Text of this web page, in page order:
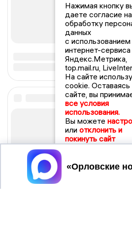
Нажимая кнопку
даете согласие на
обработку
данных
с использованием
интернет-сервиса
Яндекс.Метрика,
top.mail.ru,
На сайте
cookie. Оставаясь
сайте, вы
все условия
использования.
Вы можете
или отклонить и
покинуть сайт
Принять